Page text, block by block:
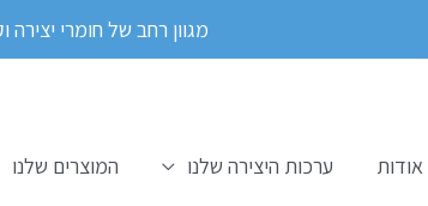
מגוון רחב של חומרי
אודות ערכות היצירה שלנו המוצרים שלנו